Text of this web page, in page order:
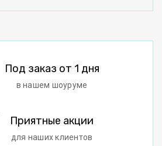
Под заказ от 1 дня
в нашем шоуруме
Приятные акции
для наших клиентов